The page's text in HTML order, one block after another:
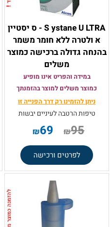
S ystane U LTRA - ס יסטיין
א ולטרה ללא חומר משמר
בהנחה גדולה ברכישה כמוצר
משלים
במידה והפריט אינו מופיע
כמוצר משלים למוצר בהזמנתך
ניתן להזמינו רק דרך הפנייה זו
טיפות הרטבה לעיניים יבשות
₪95
₪69
לפרטים ורכישה